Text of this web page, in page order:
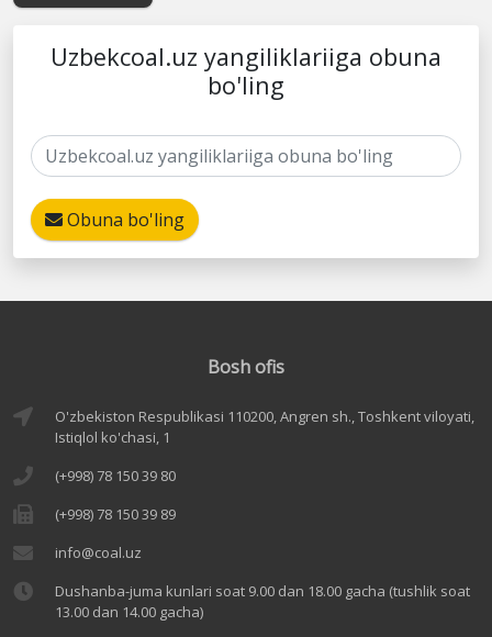
Uzbekcoal.uz yangiliklariiga obuna
bo'ling
Obuna bo'ling
Bosh ofis
O'zbekiston Respublikasi 110200, Angren sh., Toshkent viloyati,
Istiqlol ko'chasi, 1
(+998) 78 150 39 80
(+998) 78 150 39 89
info@coal.uz
Dushanba-juma kunlari soat 9.00 dan 18.00 gacha (tushlik soat
13.00 dan 14.00 gacha)